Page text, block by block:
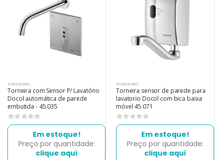
TORNEIRAS
Torneira com Sensor P/ Lavatório
Docol automática de parede
embutida - 45.035
Em estoque!
Preço por quantidade:
clique aqui
TORNEIRAS
Torneira sensor de parede para
lavatorio Docol com bica baixa
móvel 45.071
Em estoque!
Preço por quantidade:
clique aqui